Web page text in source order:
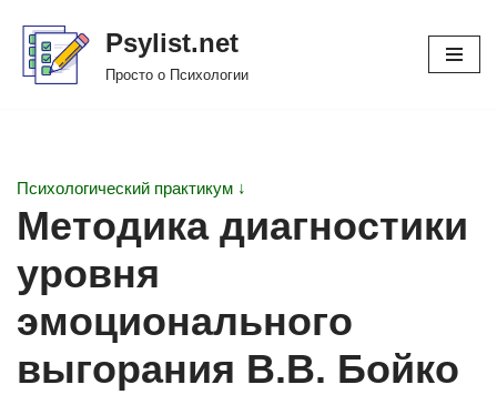
Перейти
Psylist.net
Просто о Психологии
Психологический практикум ↓
Методика диагностики
уровня
эмоционального
выгорания В.В. Бойко